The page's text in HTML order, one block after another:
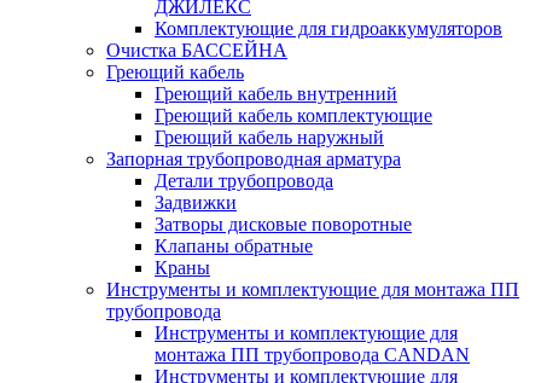
ДЖИЛЕКС
Комплектующие для гидроаккумуляторов
Очистка БАССЕЙНА
Греющий кабель
Греющий кабель внутренний
Греющий кабель комплектующие
Греющий кабель наружный
Запорная трубопроводная арматура
Детали трубопровода
Задвижки
Затворы дисковые поворотные
Клапаны обратные
Краны
Инструменты и комплектующие для монтажа ПП
трубопровода
Инструменты и комплектующие для
монтажа ПП трубопровода CANDAN
Инструменты и комплектующие для